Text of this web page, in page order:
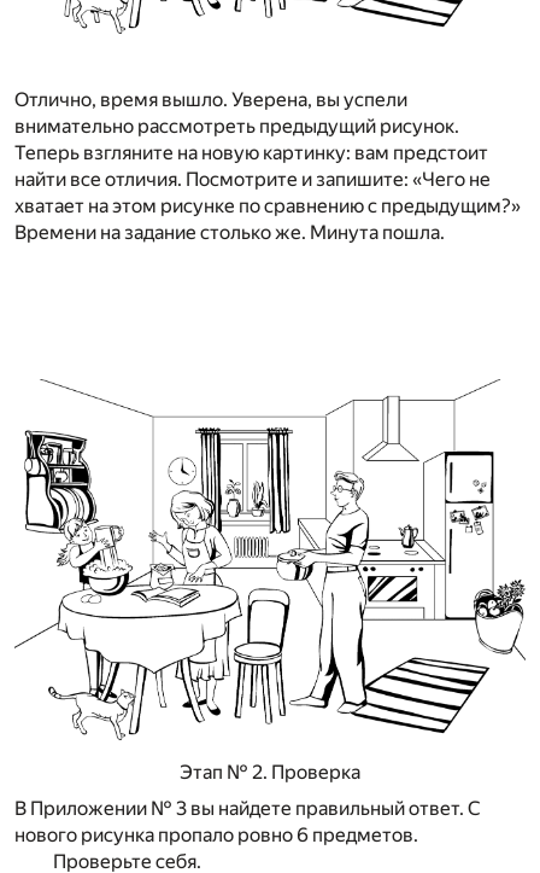
Отлично, время вышло. Уверена, вы успели
внимательно рассмотреть предыдущий рисунок.
Теперь взгляните на новую картинку: вам предстоит
найти все отличия. Посмотрите и запишите: «Чего не
хватает на этом рисунке по сравнению с предыдущим?»
Времени на задание столько же. Минута пошла.
Этап № 2. Проверка
В Приложении № 3 вы найдете правильный ответ. С
нового рисунка пропало ровно 6 предметов.
Проверьте себя.